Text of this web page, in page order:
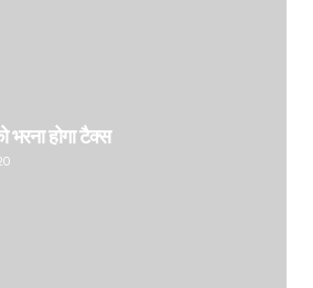
होगा टैक्स